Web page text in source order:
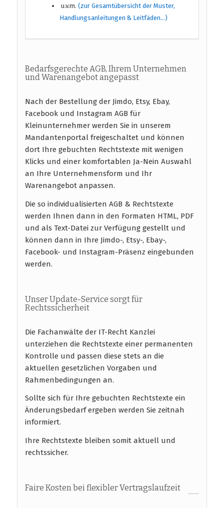
u.v.m.(zur Gesamtübersicht der Muster,
Handlungsanleitungen & Leitfäden…)
Bedarfsgerechte AGB, Ihrem Unternehmen
und Warenangebot angepasst
Nach der Bestellung der Jimdo, Etsy, Ebay,
Facebook und Instagram AGB für
Kleinunternehmer werden Sie in unserem
Mandantenportal freigeschaltet und können
dort Ihre gebuchten Rechtstexte mit wenigen
Klicks und einer komfortablen Ja-Nein Auswahl
an Ihre Unternehmensform und Ihr
Warenangebot anpassen.
Die so individualisierten AGB & Rechtstexte
werden Ihnen dann in den Formaten HTML, PDF
und als Text-Datei zur Verfügung gestellt und
können dann in Ihre Jimdo-, Etsy-, Ebay-,
Facebook- und Instagram-Präsenz eingebunden
werden.
Unser Update-Service sorgt für
Rechtssicherheit
Die Fachanwälte der IT-Recht Kanzlei
unterziehen die Rechtstexte einer permanenten
Kontrolle und passen diese stets an die
aktuellen gesetzlichen Vorgaben und
Rahmenbedingungen an.
Sollte sich für Ihre gebuchten Rechtstexte ein
Änderungsbedarf ergeben werden Sie zeitnah
informiert.
Ihre Rechtstexte bleiben somit aktuell und
rechtssicher.
Faire Kosten bei flexibler Vertragslaufzeit